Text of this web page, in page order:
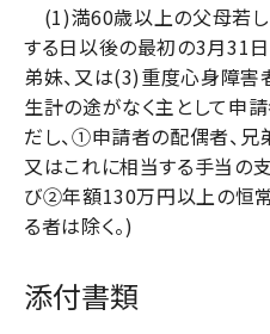
(1)満60歳以上の父母若し
する日以後の最初の3月31
弟妹、又は(3)重度心身障害
生計の途がなく主として申
だし、①申請者の配偶者、
又はこれに相当する手当の
び②年額130万円以上の恒
る者は除く。)
添付書類